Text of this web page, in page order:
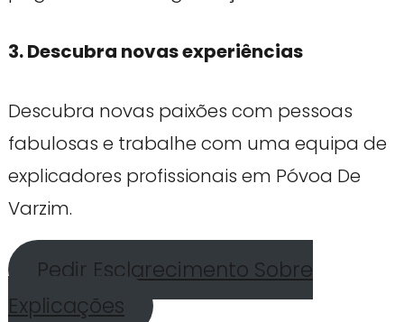
3. Descubra novas experiências
Descubra novas paixões com pessoas
fabulosas e trabalhe com uma equipa de
explicadores profissionais em Póvoa De
Varzim.
Pedir Esclarecimento Sobre
Explicações